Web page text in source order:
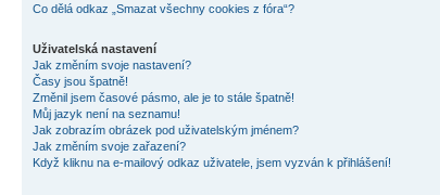
Co dělá odkaz „Smazat všechny cookies z fóra“?
Uživatelská nastavení
Jak změním svoje nastavení?
Časy jsou špatně!
Změnil jsem časové pásmo, ale je to stále špatně!
Můj jazyk není na seznamu!
Jak zobrazím obrázek pod uživatelským jménem?
Jak změním svoje zařazení?
Když kliknu na e-mailový odkaz uživatele, jsem vyzván k přihlášení!